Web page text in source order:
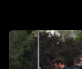
Filmy